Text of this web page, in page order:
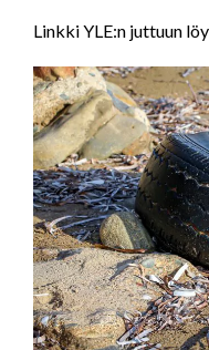
Linkki YLE:n juttuun